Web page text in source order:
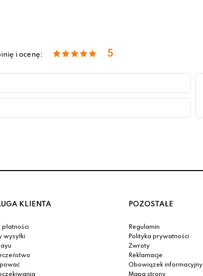
i ocenę: 5
KLIENTA
płatności
wysyłki
POZOSTAŁE
Regulamin
Polityka prywatności
Zwroty
Reklamacje
Obowiązek informacyjny
Mapa strony